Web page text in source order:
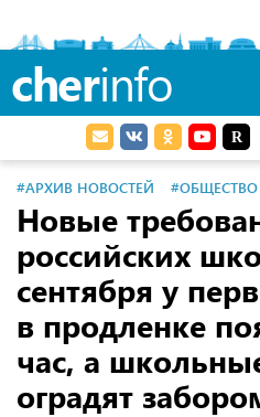
cherinfo
#АРХИВ НОВОСТЕЙ #ОБЩЕСТВО
Новые
российских
сентября у
в продленке
час, а
оградят